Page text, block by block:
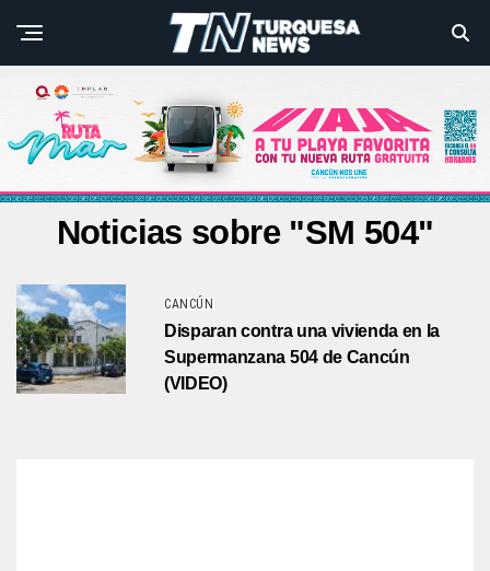
Noticias sobre "SM 504"
CANCÚN
Disparan contra una vivienda en la
Supermanzana 504 de Cancún
(VIDEO)